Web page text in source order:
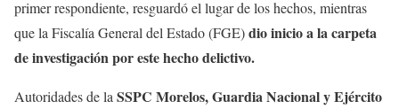
primer respondiente, resguardó el lugar de los hechos, mientras
que la Fiscalía General del Estado (FGE)dio inicio a la carpeta
de investigación por este hecho delictivo.
Autoridades de la SSPC Morelos, Guardia Nacional y Ejército